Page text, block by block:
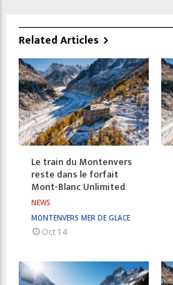
Related Articles
Le train du Montenvers
reste dans le forfait
Mont-Blanc Unlimited
NEWS
MONTENVERS MER DE GLACE
Oct 14